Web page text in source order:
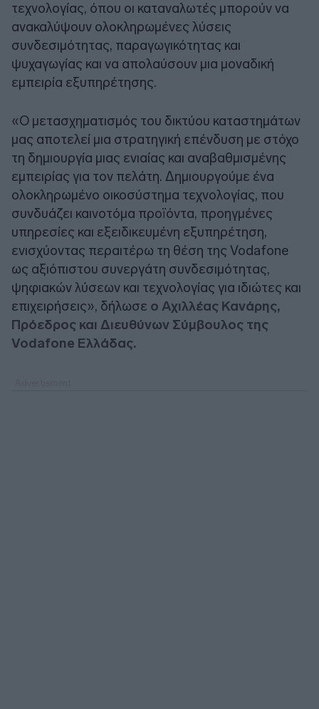
τεχνολογίας, όπου οι καταναλωτές μπορούν να
ανακαλύψουν ολοκληρωμένες λύσεις
συνδεσιμότητας, παραγωγικότητας και
ψυχαγωγίας και να απολαύσουν μια μοναδική
εμπειρία εξυπηρέτησης.
«Ο μετασχηματισμός του δικτύου καταστημάτων
μας αποτελεί μια στρατηγική επένδυση με στόχο
τη δημιουργία μιας ενιαίας και αναβαθμισμένης
εμπειρίας για τον πελάτη. Δημιουργούμε ένα
ολοκληρωμένο οικοσύστημα τεχνολογίας, που
συνδυάζει καινοτόμα προϊόντα, προηγμένες
υπηρεσίες και εξειδικευμένη εξυπηρέτηση,
ενισχύοντας περαιτέρω τη θέση της Vodafone
ως αξιόπιστου συνεργάτη συνδεσιμότητας,
ψηφιακών λύσεων και τεχνολογίας για ιδιώτες και
επιχειρήσεις», δήλωσε ο Αχιλλέας Κανάρης,
Πρόεδρος και Διευθύνων Σύμβουλος της
Vodafone Ελλάδας.